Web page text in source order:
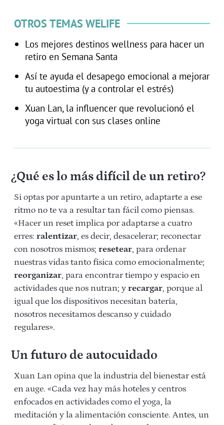
OTROS TEMAS WELIFE
Los mejores destinos wellness para hacer un
retiro en Semana Santa
Así te ayuda el desapego emocional a mejorar
tu autoestima (y a controlar el estrés)
Xuan Lan, la influencer que revolucionó el
yoga virtual con sus clases online
¿Qué es lo más difícil de un retiro?
Si optas por apuntarte a un retiro, adaptarte a ese
ritmo no te va a resultar tan fácil como piensas.
«Hacer un reset implica por adaptarse a cuatro
erres: ralentizar, es decir, desacelerar; reconectar
con nosotros mismos; resetear, para ordenar
nuestras vidas tanto física como emocionalmente;
reorganizar, para encontrar tiempo y espacio en
actividades que nos nutran; y recargar, porque al
igual que los dispositivos necesitan batería,
nosotros necesitamos descanso y cuidado
regulares».
Un futuro de autocuidado
Xuan Lan opina que la industria del bienestar está
en auge. «Cada vez hay más hoteles y centros
enfocados en actividades como el yoga, la
meditación y la alimentación consciente. Antes, un